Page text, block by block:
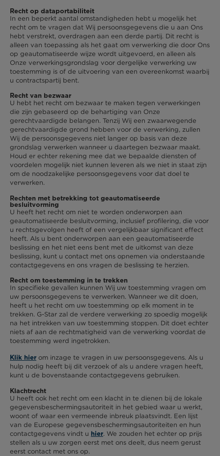
Recht op dataportabiliteit
In een beperkt aantal omstandigheden hebt u mogelijk het
recht om te vragen dat Wij persoonsgegevens die u aan Ons
hebt verstrekt, overdragen aan een derde partij. Dit recht is
alleen van toepassing als het gaat om verwerking die door Ons
op geautomatiseerde wijze wordt uitgevoerd, en alleen als
Onze verwerkingsgrondslag voor dergelijke verwerking uw
toestemming is of de uitvoering van een overeenkomst waarbij
u contractspartij bent.
Recht van bezwaar
U hebt het recht om bezwaar te maken tegen verwerkingen
die zijn gebaseerd op de behartiging van Onze
gerechtvaardigde belangen. Tenzij Wij een zwaarwegende
gerechtvaardigde grond hebben voor de verwerking, zullen
Wij de persoonsgegevens niet langer op basis van deze
grondslag verwerken wanneer u daartegen bezwaar maakt.
Houd er echter rekening mee dat we bepaalde diensten of
voordelen mogelijk niet kunnen leveren als we niet in staat zijn
om de noodzakelijke persoonsgegevens voor dat doel te
verwerken.
Rechten met betrekking tot geautomatiseerde
besluitvorming
U heeft het recht om niet te worden onderworpen aan
geautomatiseerde besluitvorming, inclusief profilering, die voor
u rechtsgevolgen heeft of een vergelijkbaar significant effect
heeft. Als u bent onderworpen aan een geautomatiseerde
beslissing en het niet eens bent met de uitkomst van deze
beslissing, kunt u contact met ons opnemen via onderstaande
contactgegevens en ons vragen de beslissing te herzien.
Recht om toestemming in te trekken
In specifieke gevallen kunnen Wij uw toestemming vragen om
uw persoonsgegevens te verwerken. Wanneer we dit doen,
heeft u het recht om uw toestemming op elk moment in te
trekken. G-Star zal de verdere verwerking zo spoedig mogelijk
na het intrekken van uw toestemming stoppen. Dit doet echter
niets af aan de rechtmatigheid van de verwerking voordat de
toestemming werd ingetrokken.
Klik hier om inzage te vragen in uw persoonsgegevens. Als u
hulp nodig heeft bij dit verzoek of als u andere vragen heeft,
kunt u de bovenstaande contactgegevens gebruiken.
Klachtrecht
U heeft ook het recht om een klacht in te dienen bij de lokale
gegevensbeschermingsautoriteit in het gebied waar u werkt,
woont of waar een vermeende inbreuk plaatsvindt. Een lijst
van de Europese gegevensbeschermingsautoriteiten en hun
contactgegevens vindt u hier. We zouden het echter op prijs
stellen als u uw zorgen eerst met ons deelt, dus neem gerust
eerst contact met ons op.